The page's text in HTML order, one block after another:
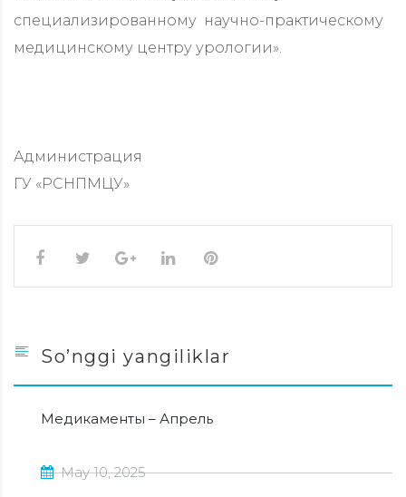
специализированному научно-практическому
медицинскому центру урологии».
Администрация
ГУ «РСНПМЦУ»
So’nggi yangiliklar
Медикаменты – Апрель
May 10, 2025